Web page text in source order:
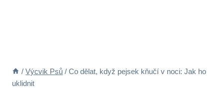
/ Výcvik Psů / Co dělat, když pejsek kňučí v noci: Jak ho
uklidnit